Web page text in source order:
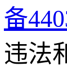
备
违法